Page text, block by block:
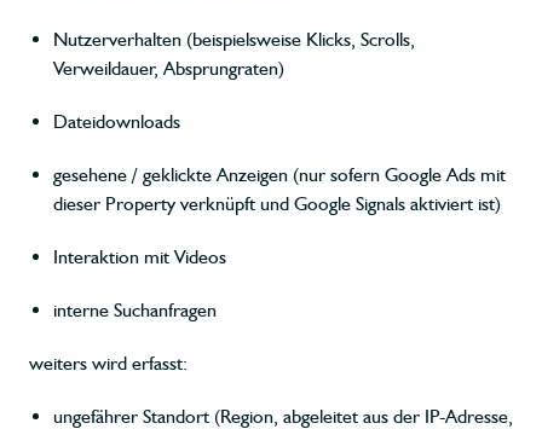
Nutzerverhalten (beispielsweise Klicks, Scrolls,
Verweildauer, Absprungraten)
Dateidownloads
gesehene / geklickte Anzeigen (nur sofern Google Ads mit
dieser Property verknüpft und Google Signals aktiviert ist)
Interaktion mit Videos
interne Suchanfragen
weiters wird erfasst:
ungefährer Standort (Region, abgeleitet aus der IP-Adresse,